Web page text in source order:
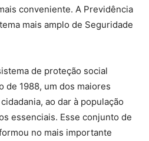
conveniente. A Previdência
mais amplo de Seguridade
de proteção social
de 1988, um dos maiores
ao dar à população
essenciais. Esse conjunto de
no mais importante